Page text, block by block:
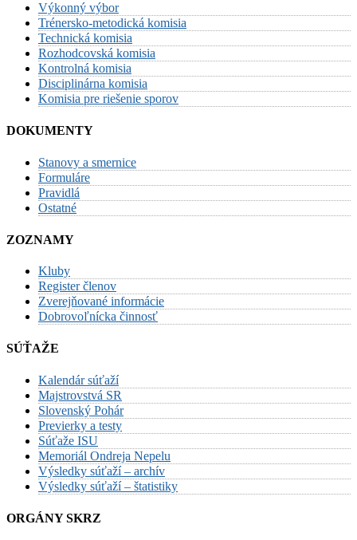
Výkonný výbor
Trénersko-metodická komisia
Technická komisia
Rozhodcovská komisia
Kontrolná komisia
Disciplinárna komisia
Komisia pre riešenie sporov
DOKUMENTY
Stanovy a smernice
Formuláre
Pravidlá
Ostatné
ZOZNAMY
Kluby
Register členov
Zverejňované informácie
Dobrovoľnícka činnosť
SÚŤAŽE
Kalendár súťaží
Majstrovstvá SR
Slovenský Pohár
Previerky a testy
Súťaže ISU
Memoriál Ondreja Nepelu
Výsledky súťaží – archív
Výsledky súťaží – štatistiky
ORGÁNY SKRZ